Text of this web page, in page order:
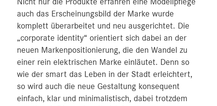
Nicht nur die Produkte erfahren eine Modellpflege
auch das Erscheinungsbild der Marke wurde
komplett überarbeitet und neu ausgerichtet. Die
„corporate identity“ orientiert sich dabei an der
neuen Markenpositionierung, die den Wandel zu
einer rein elektrischen Marke einläutet. Denn so
wie der smart das Leben in der Stadt erleichtert,
so wird auch die neue Gestaltung konsequent
einfach, klar und minimalistisch, dabei trotzdem